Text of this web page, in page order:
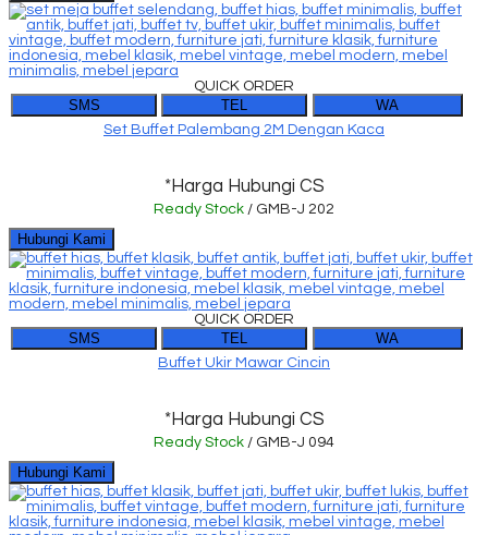
QUICK ORDER
SMS TEL WA
Set Buffet Palembang 2M Dengan Kaca
*Harga Hubungi CS
Ready Stock / GMB-J 202
Hubungi Kami
QUICK ORDER
SMS TEL WA
Buffet Ukir Mawar Cincin
*Harga Hubungi CS
Ready Stock / GMB-J 094
Hubungi Kami